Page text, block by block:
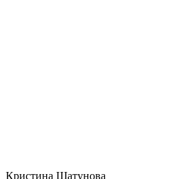
Кристина Шатунова